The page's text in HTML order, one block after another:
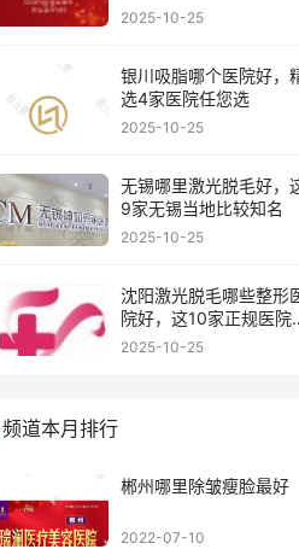
2025-10-25
银川吸脂哪个医院好，
选4家医院任您选
2025-10-25
无锡哪里激光脱毛好，
9家无锡当地比较知名
2025-10-25
沈阳激光脱毛哪些整形
院好，这10家正规医院
得你看看
2025-10-25
频道本月排行
郴州哪里除皱瘦脸最好
2022-07-10